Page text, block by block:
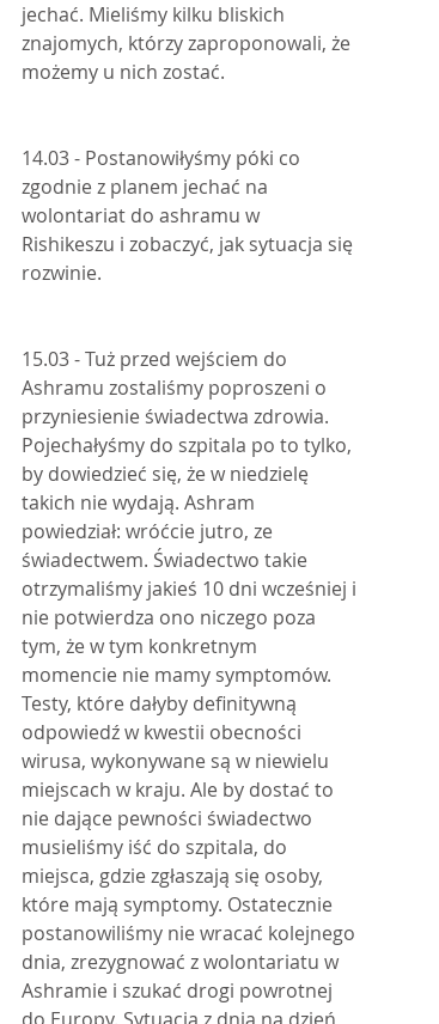
jechać. Mieliśmy kilku bliskich
znajomych, którzy zaproponowali, że
możemy u nich zostać.
14.03 - Postanowiłyśmy póki co
zgodnie z planem jechać na
wolontariat do ashramu w
Rishikeszu i zobaczyć, jak sytuacja się
rozwinie.
15.03 - Tuż przed wejściem do
Ashramu zostaliśmy poproszeni o
przyniesienie świadectwa zdrowia.
Pojechałyśmy do szpitala po to tylko,
by dowiedzieć się, że w niedzielę
takich nie wydają. Ashram
powiedział: wróćcie jutro, ze
świadectwem. Świadectwo takie
otrzymaliśmy jakieś 10 dni wcześniej i
nie potwierdza ono niczego poza
tym, że w tym konkretnym
momencie nie mamy symptomów.
Testy, które dałyby definitywną
odpowiedź w kwestii obecności
wirusa, wykonywane są w niewielu
miejscach w kraju. Ale by dostać to
nie dające pewności świadectwo
musieliśmy iść do szpitala, do
miejsca, gdzie zgłaszają się osoby,
które mają symptomy. Ostatecznie
postanowiliśmy nie wracać kolejnego
dnia, zrezygnować z wolontariatu w
Ashramie i szukać drogi powrotnej